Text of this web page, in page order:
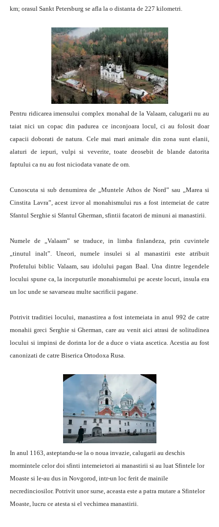
km; orasul Sankt Petersburg se afla la o distanta de 227 kilometri.
Pentru ridicarea imensului complex monahal de la Valaam, calugarii nu au
taiat nici un copac din padurea ce inconjoara locul, ci au folosit doar
capacii doborati de natura. Cele mai mari animale din zona sunt elanii,
alaturi de iepuri, vulpi si veverite, toate deosebit de blande datorita
faptului ca nu au fost niciodata vanate de om.
Cunoscuta si sub denumirea de „Muntele Athos de Nord” sau „Marea si
Cinstita Lavra”, acest izvor al monahismului rus a fost intemeiat de catre
Sfantul Serghie si Sfantul Gherman, sfintii facatori de minuni ai manastirii.
Numele de „Valaam” se traduce, in limba finlandeza, prin cuvintele
„tinutul inalt”. Uneori, numele insulei si al manastirii este atribuit
Profetului biblic Valaam, sau idolului pagan Baal. Una dintre legendele
locului spune ca, la inceputurile monahismului pe aceste locuri, insula era
un loc unde se savarseau multe sacrificii pagane.
Potrivit traditiei locului, manastirea a fost intemeiata in anul 992 de catre
monahii greci Serghie si Gherman, care au venit aici atrasi de solitudinea
locului si impinsi de dorinta lor de a duce o viata ascetica. Acestia au fost
canonizati de catre Biserica Ortodoxa Rusa.
In anul 1163, asteptandu-se la o noua invazie, calugarii au deschis
mormintele celor doi sfinti intemeietori ai manastirii si au luat Sfintele lor
Moaste si le-au dus in Novgorod, intr-un loc ferit de mainile
necredinciosilor. Potrivit unor surse, aceasta este a patra mutare a Sfintelor
Moaste, lucru ce atesta si el vechimea manastirii.